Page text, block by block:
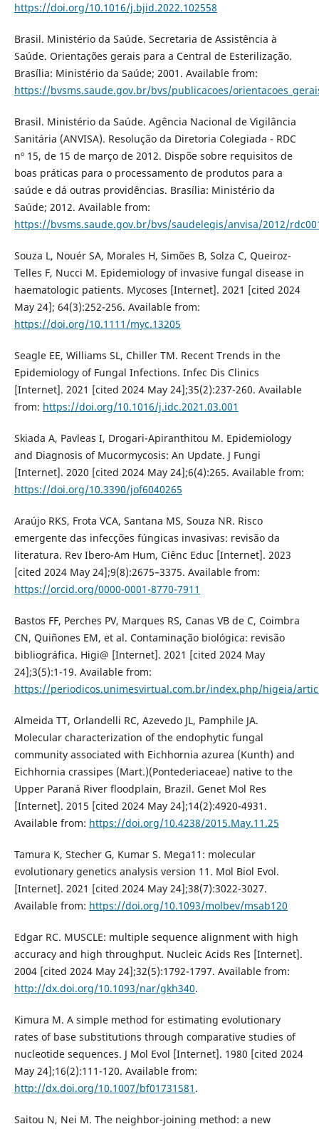
https://doi.org/10.1016/j.bjid.2022.102558
Brasil. Ministério da Saúde. Secretaria de Assistência à
Saúde. Orientações gerais para a Central de Esterilização.
Brasília: Ministério da Saúde; 2001. Available from:
https://bvsms.saude.gov.br/bvs/publicacoes/
Brasil. Ministério da Saúde. Agência Nacional de Vigilância
Sanitária (ANVISA). Resolução da Diretoria Colegiada - RDC
nº 15, de 15 de março de 2012. Dispõe sobre requisitos de
boas práticas para o processamento de produtos para a
saúde e dá outras providências. Brasília: Ministério da
Saúde; 2012. Available from:
https://bvsms.saude.gov.br/bvs/saudelegis/anvisa/2012/
Souza L, Nouér SA, Morales H, Simões B, Solza C, Queiroz-
Telles F, Nucci M. Epidemiology of invasive fungal disease in
haematologic patients. Mycoses [Internet]. 2021 [cited 2024
May 24]; 64(3):252-256. Available from:
https://doi.org/10.1111/myc.13205
Seagle EE, Williams SL, Chiller TM. Recent Trends in the
Epidemiology of Fungal Infections. Infec Dis Clinics
[Internet]. 2021 [cited 2024 May 24];35(2):237-260. Available
from: https://doi.org/10.1016/j.idc.2021.03.001
Skiada A, Pavleas I, Drogari-Apiranthitou M. Epidemiology
and Diagnosis of Mucormycosis: An Update. J Fungi
[Internet]. 2020 [cited 2024 May 24];6(4):265. Available from:
https://doi.org/10.3390/jof6040265
Araújo RKS, Frota VCA, Santana MS, Souza NR. Risco
emergente das infecções fúngicas invasivas: revisão da
literatura. Rev Ibero-Am Hum, Ciênc Educ [Internet]. 2023
[cited 2024 May 24];9(8):2675–3375. Available from:
https://orcid.org/0000-0001-8770-7911
Bastos FF, Perches PV, Marques RS, Canas VB de C, Coimbra
CN, Quiñones EM, et al. Contaminação biológica: revisão
bibliográfica. Higi@ [Internet]. 2021 [cited 2024 May
24];3(5):1-19. Available from:
https://periodicos.unimesvirtual.com.br/index.php/higeia/
Almeida TT, Orlandelli RC, Azevedo JL, Pamphile JA.
Molecular characterization of the endophytic fungal
community associated with Eichhornia azurea (Kunth) and
Eichhornia crassipes (Mart.)(Pontederiaceae) native to the
Upper Paraná River floodplain, Brazil. Genet Mol Res
[Internet]. 2015 [cited 2024 May 24];14(2):4920-4931.
Available from: https://doi.org/10.4238/2015.May.11.25
Tamura K, Stecher G, Kumar S. Mega11: molecular
evolutionary genetics analysis version 11. Mol Biol Evol.
[Internet]. 2021 [cited 2024 May 24];38(7):3022-3027.
Available from: https://doi.org/10.1093/molbev/msab120
Edgar RC. MUSCLE: multiple sequence alignment with high
accuracy and high throughput. Nucleic Acids Res [Internet].
2004 [cited 2024 May 24];32(5):1792-1797. Available from:
http://dx.doi.org/10.1093/nar/gkh340.
Kimura M. A simple method for estimating evolutionary
rates of base substitutions through comparative studies of
nucleotide sequences. J Mol Evol [Internet]. 1980 [cited 2024
May 24];16(2):111-120. Available from:
http://dx.doi.org/10.1007/bf01731581 .
Saitou N, Nei M. The neighbor-joining method: a new